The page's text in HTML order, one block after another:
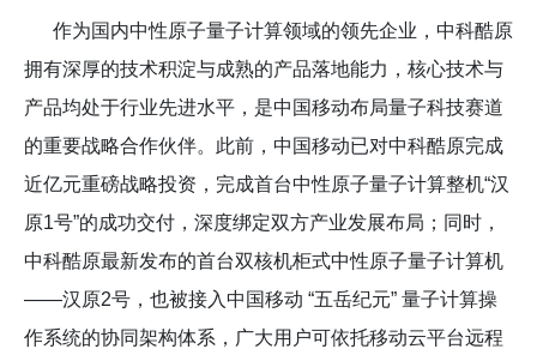
作为国内中性原子量子计算领域的领先企业，中科酷原
拥有深厚的技术积淀与成熟的产品落地能力，核心技术与
产品均处于行业先进水平，是中国移动布局量子科技赛道
的重要战略合作伙伴。此前，中国移动已对中科酷原完成
近亿元重磅战略投资，完成首台中性原子量子计算整机“汉
原1号”的成功交付，深度绑定双方产业发展布局；同时，
中科酷原最新发布的首台双核机柜式中性原子量子计算机
——汉原2号，也被接入中国移动 “五岳纪元” 量子计算操
作系统的协同架构体系，广大用户可依托移动云平台远程